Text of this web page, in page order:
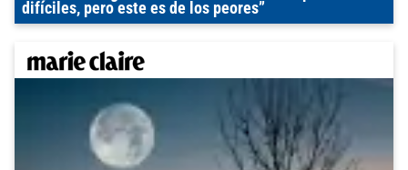
difíciles, pero este es de los peores”